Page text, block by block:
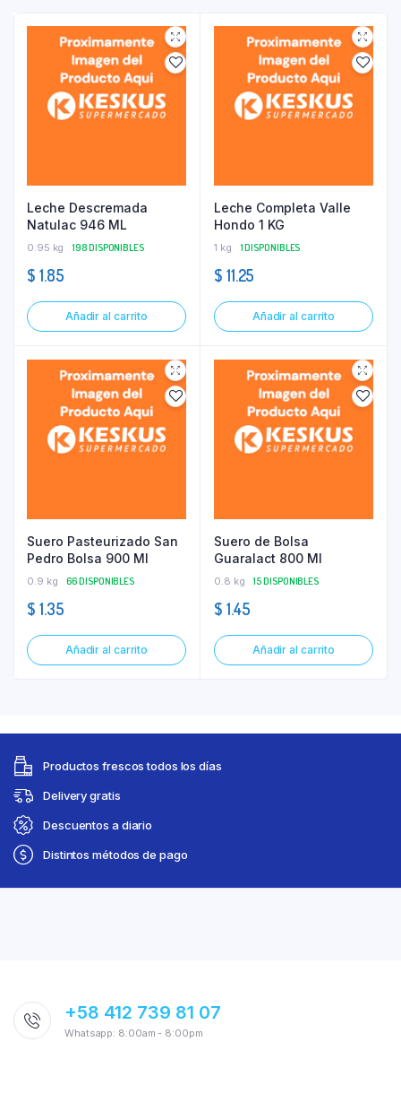
Leche Descremada
Natulac 946 ML
0.95 kg 198 DISPONIBLES
$ 1.85
Añadir al carrito
Leche Completa Valle
Hondo 1 KG
1 kg 1 DISPONIBLES
$ 11.25
Añadir al carrito
Suero Pasteurizado San
Pedro Bolsa 900 Ml
0.9 kg 66 DISPONIBLES
$ 1.35
Añadir al carrito
Suero de Bolsa
Guaralact 800 Ml
0.8 kg 15 DISPONIBLES
$ 1.45
Añadir al carrito
Productos frescos todos los días
Delivery gratis
Descuentos a diario
Distintos métodos de pago
+58 412 739 81 07
Whatsapp: 8:00am - 8:00pm